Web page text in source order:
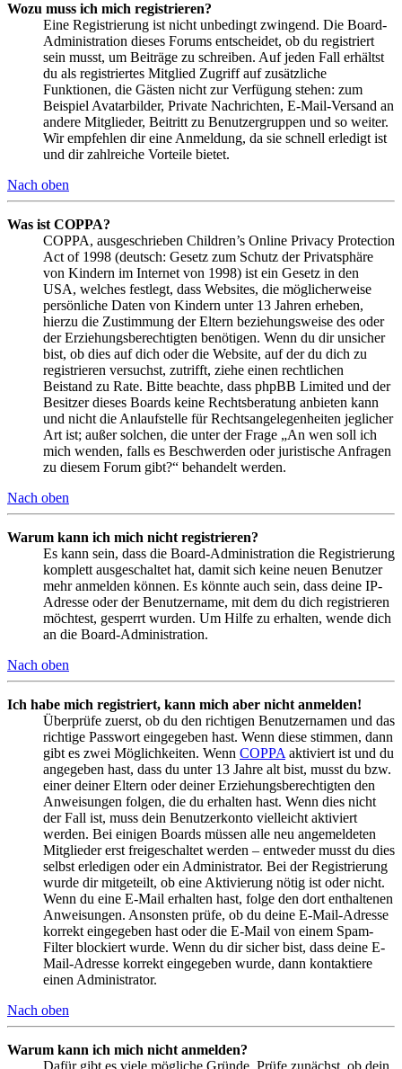
Wozu muss ich mich registrieren?
Eine Registrierung ist nicht unbedingt zwingend. Die Board-
Administration dieses Forums entscheidet, ob du registriert
sein musst, um Beiträge zu schreiben. Auf jeden Fall erhältst
du als registriertes Mitglied Zugriff auf zusätzliche
Funktionen, die Gästen nicht zur Verfügung stehen: zum
Beispiel Avatarbilder, Private Nachrichten, E-Mail-Versand an
andere Mitglieder, Beitritt zu Benutzergruppen und so weiter.
Wir empfehlen dir eine Anmeldung, da sie schnell erledigt ist
und dir zahlreiche Vorteile bietet.
Nach oben
Was ist COPPA?
COPPA, ausgeschrieben Children’s Online Privacy Protection
Act of 1998 (deutsch: Gesetz zum Schutz der Privatsphäre
von Kindern im Internet von 1998) ist ein Gesetz in den
USA, welches festlegt, dass Websites, die möglicherweise
persönliche Daten von Kindern unter 13 Jahren erheben,
hierzu die Zustimmung der Eltern beziehungsweise des oder
der Erziehungsberechtigten benötigen. Wenn du dir unsicher
bist, ob dies auf dich oder die Website, auf der du dich zu
registrieren versuchst, zutrifft, ziehe einen rechtlichen
Beistand zu Rate. Bitte beachte, dass phpBB Limited und der
Besitzer dieses Boards keine Rechtsberatung anbieten kann
und nicht die Anlaufstelle für Rechtsangelegenheiten jeglicher
Art ist; außer solchen, die unter der Frage „An wen soll ich
mich wenden, falls es Beschwerden oder juristische Anfragen
zu diesem Forum gibt?“ behandelt werden.
Nach oben
Warum kann ich mich nicht registrieren?
Es kann sein, dass die Board-Administration die Registrierung
komplett ausgeschaltet hat, damit sich keine neuen Benutzer
mehr anmelden können. Es könnte auch sein, dass deine IP-
Adresse oder der Benutzername, mit dem du dich registrieren
möchtest, gesperrt wurden. Um Hilfe zu erhalten, wende dich
an die Board-Administration.
Nach oben
Ich habe mich registriert, kann mich aber nicht anmelden!
Überprüfe zuerst, ob du den richtigen Benutzernamen und das
richtige Passwort eingegeben hast. Wenn diese stimmen, dann
gibt es zwei Möglichkeiten. Wenn COPPA aktiviert ist und du
angegeben hast, dass du unter 13 Jahre alt bist, musst du bzw.
einer deiner Eltern oder deiner Erziehungsberechtigten den
Anweisungen folgen, die du erhalten hast. Wenn dies nicht
der Fall ist, muss dein Benutzerkonto vielleicht aktiviert
werden. Bei einigen Boards müssen alle neu angemeldeten
Mitglieder erst freigeschaltet werden – entweder musst du dies
selbst erledigen oder ein Administrator. Bei der Registrierung
wurde dir mitgeteilt, ob eine Aktivierung nötig ist oder nicht.
Wenn du eine E-Mail erhalten hast, folge den dort enthaltenen
Anweisungen. Ansonsten prüfe, ob du deine E-Mail-Adresse
korrekt eingegeben hast oder die E-Mail von einem Spam-
Filter blockiert wurde. Wenn du dir sicher bist, dass deine E-
Mail-Adresse korrekt eingegeben wurde, dann kontaktiere
einen Administrator.
Nach oben
Warum kann ich mich nicht anmelden?